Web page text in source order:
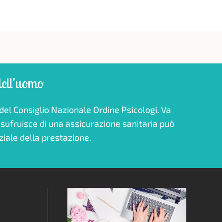
della prestazione.